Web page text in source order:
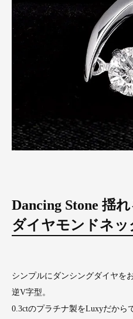
Dancing Stone 揺
ダイヤモンドネッ
シンプルにダンシングダイヤを
逆V字型。
0.3ctのプラチナ製をLuxyだから